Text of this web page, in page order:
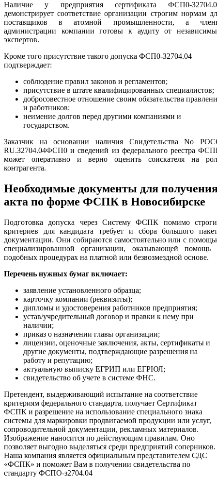
Наличие у предприятия сертификата ФСП0-
демонстрирует соответствие организации строгим нормам
поставщиков в атомной промышленности, а
администрации компании готовы к аудиту от
экспертов.
Кроме того присутствие такого допуска ФСП0-З2704.04
подтверждает:
соблюдение правил законов и регламентов;
присутствие в штате квалифицированных специалистов;
добросовестное отношение своим обязательства
и работников;
неимение долгов перед другими компаниями и
государством.
Заказчик на основании наличия Свидетельства No
RU.З2704.04ФСП0 и сведений из федерального реестра
может оперативно и верно оценить соискателя на
контрагента.
Необходимые документы для
акта по форме ФСПК в Новосибирске
Подготовка допуска через Систему ФСПК помимо
критериев для кандидата требует и сбора большого
документации. Они собираются самостоятельно или с
специализированной организации, оказывающей помощь
подобных процедурах на платной или безвозмездной основе.
Перечень нужных бумаг включает:
заявление установленного образца;
карточку компании (реквизиты);
дипломы и удостоверения работников предприятия;
устав/учредительный договор и правки к нему при
наличии;
приказ о назначении главы организации;
лицензии, оценочные заключения, акты, сертификаты и
другие документы, подтверждающие разрешения на
работу и репутацию;
актуальную выписку ЕГРИП или ЕГРЮЛ;
свидетельство об учете в системе ФНС.
Претендент, выдерживающий испытание на соответствие
критериям федерального стандарта, получает Сертификат
ФСПК и разрешение на использование специального знака
системы для маркировки продвигаемой продукции или услуг,
сопроводительной документации, рекламных материалов.
Изображение наносится по действующим правилам. Оно
позволяет выгодно выделяться среди предприятий соперников.
Наша компания является официальным представителем СДС
«ФСПК» и поможет Вам в получении свидетельства по
стандарту ФСПО-з2704.04